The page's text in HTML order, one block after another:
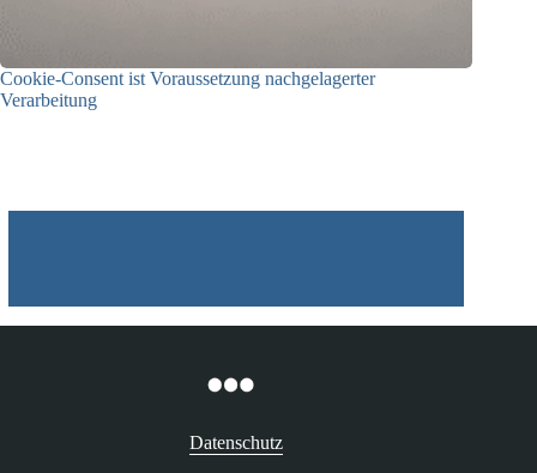
Cookie-Consent ist Voraussetzung nachgelagerter
Verarbeitung
Datenschutz